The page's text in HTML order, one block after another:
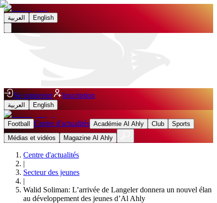
العربية English
Se connecter Inscription
العربية English
Football Centre d'actualités Académie Al Ahly Club
Sports
Médias et vidéos
Magazine Al Ahly
Centre d'actualités
|
Secteur des jeunes
|
Walid Soliman: L’arrivée de Langeler donnera un nouvel élan
au développement des jeunes d’Al Ahly